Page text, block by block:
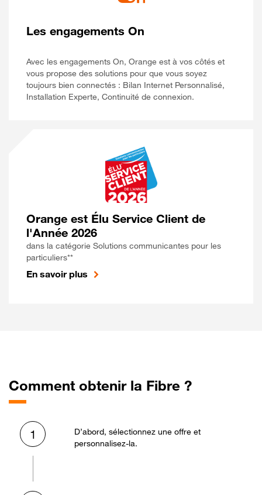
Les engagements On
Avec les engagements On, Orange est à vos côtés et
vous propose des solutions pour que vous soyez
toujours bien connectés : Bilan Internet Personnalisé,
Installation Experte, Continuité de connexion.
Orange est Élu Service Client de
l'Année 2026
dans la catégorie Solutions communicantes pour les
particuliers**
En savoir plus
Comment obtenir la Fibre ?
1
D’abord, sélectionnez une offre et
personnalisez-la.